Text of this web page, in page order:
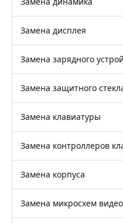
Замена дисплея
Замена зарядного
Замена защитного
Замена клавиатуры
Замена контроллеров
Замена корпуса
Замена микросхем